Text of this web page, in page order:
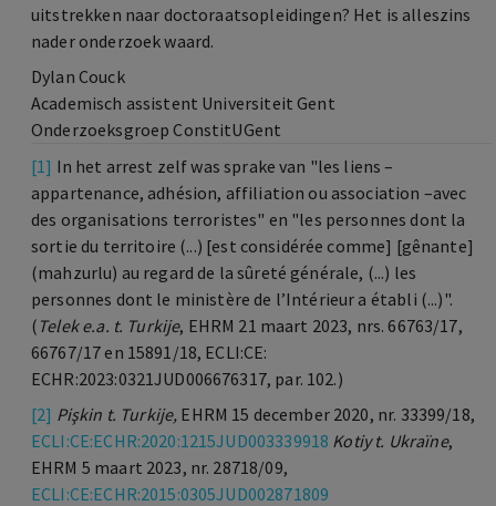
uitstrekken naar doctoraatsopleidingen? Het is alleszins
nader onderzoek waard.
Dylan Couck
Academisch assistent Universiteit Gent
Onderzoeksgroep ConstitUGent
[1] In het arrest zelf was sprake van "les liens –
appartenance, adhésion, affiliation ou association –avec
des organisations terroristes" en "les personnes dont la
sortie du territoire (...) [est considérée comme] [gênante]
(mahzurlu) au regard de la sûreté générale, (...) les
personnes dont le ministère de l’Intérieur a établi (...)".
( Telek e.a. t. Turkije, EHRM 21 maart 2023, nrs. 66763/17,
66767/17 en 15891/18, ECLI:CE:
ECHR:2023:0321JUD006676317, par. 102.)
[2] Pişkin t. Turkije, EHRM 15 december 2020, nr. 33399/18,
ECLI:CE:ECHR:2020:1215JUD003339918 Kotiy t. Ukraïne,
EHRM 5 maart 2023, nr. 28718/09,
ECLI:CE:ECHR:2015:0305JUD002871809